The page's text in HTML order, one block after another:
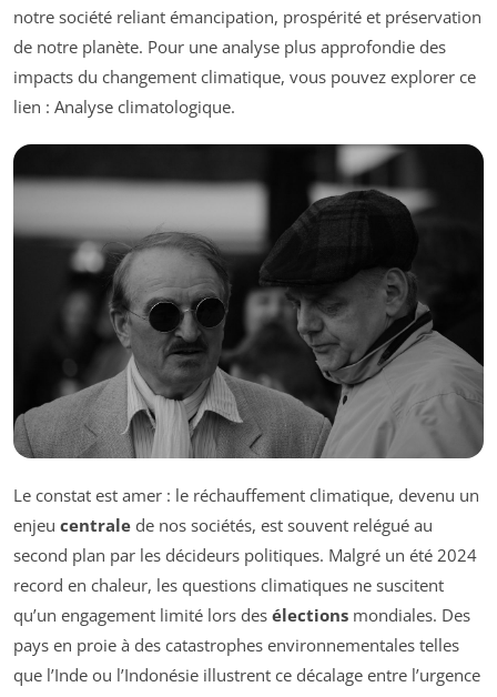
notre société reliant émancipation, prospérité et préservation
de notre planète. Pour une analyse plus approfondie des
impacts du changement climatique, vous pouvez explorer ce
lien : Analyse climatologique.
Le constat est amer : le réchauffement climatique, devenu un
enjeu centrale de nos sociétés, est souvent relégué au
second plan par les décideurs politiques. Malgré un été 2024
record en chaleur, les questions climatiques ne suscitent
qu’un engagement limité lors des élections mondiales. Des
pays en proie à des catastrophes environnementales telles
que l’Inde ou l’Indonésie illustrent ce décalage entre l’urgence